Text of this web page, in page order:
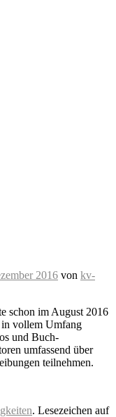
2016 von kv-
schon im August 2016
in vollem Umfang
und Buch-
umfassend über
teilnehmen.
. Lesezeichen auf